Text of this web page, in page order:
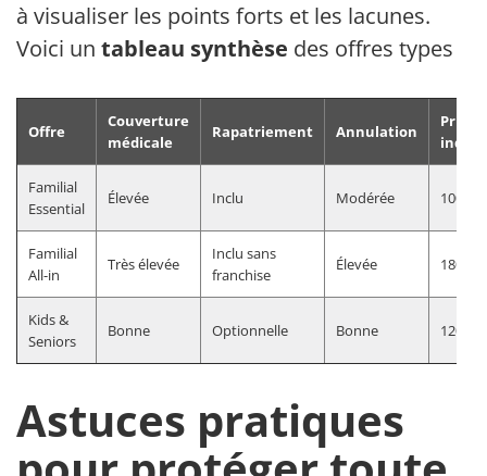
à visualiser les points forts et les lacunes.
Voici un tableau synthèse des offres types :
Offre
Couverture
médicale
Rapatriement Annulation
Prix
Familial
Essential
Élevée Inclu Modérée 100-
Familial
All-in
Très élevée
Inclu sans
franchise
Élevée 180-
Kids &
Seniors
Bonne Optionnelle Bonne 120-
Astuces pratiques